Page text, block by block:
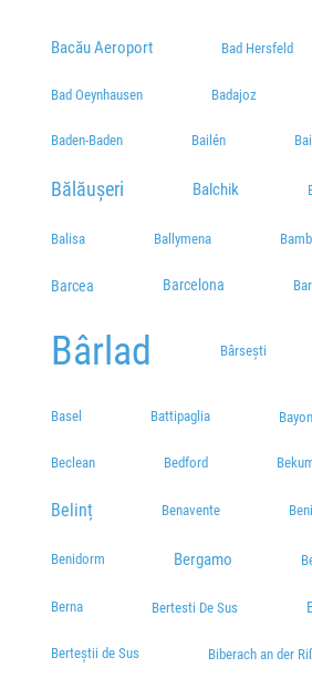
Șos. Buzăului 117, Brăila 810295, Romania
Statie MOL (iesire Braila)
Piata Concordia
str. Chisinau
Bacău Aeroport Bad Hersfeld
Bad Oeynhausen Badajoz
Baden-Baden Bailén
Bălăușeri Balchik
Balisa Ballymena
Barcea Barcelona
Bârlad Bârsești
Basel Battipaglia
Beclean Bedford
Belinț Benavente
Benidorm Bergamo
Berna Bertesti De Sus
Berteștii de Sus Biberach an der